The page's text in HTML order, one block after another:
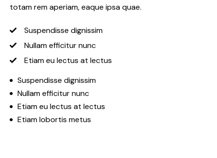
totam rem aperiam, eaque ipsa quae.
Suspendisse dignissim
Nullam efficitur nunc
Etiam eu lectus at lectus
Suspendisse dignissim
Nullam efficitur nunc
Etiam eu lectus at lectus
Etiam lobortis metus